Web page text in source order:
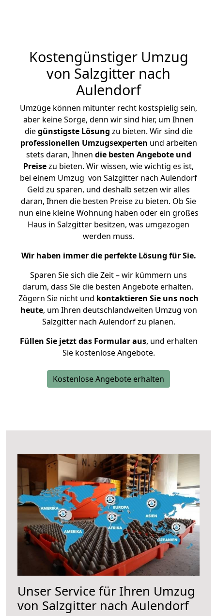
Kostengünstiger Umzug
von Salzgitter nach
Aulendorf
Umzüge können mitunter recht kostspielig sein,
aber keine Sorge, denn wir sind hier, um Ihnen
diegünstigste Lösung zu bieten. Wir sind die
professionellen Umzugsexperten und arbeiten
stets daran, Ihnen die besten Angebote und
Preisezu bieten. Wir wissen, wie wichtig es ist,
bei einem Umzug von Salzgitter nach Aulendorf
Geld zu sparen, und deshalb setzen wir alles
daran, Ihnen die besten Preise zu bieten. Ob Sie
nun eine kleine Wohnung haben oder ein großes
Haus in Salzgitter besitzen, was umgezogen
werden muss.
Wir haben immer die perfekte Lösung für Sie.
Sparen Sie sich die Zeit – wir kümmern uns
darum, dass Sie die besten Angebote erhalten.
Zögern Sie nicht und kontaktieren Sie uns noch
heute, um Ihren deutschlandweiten Umzug von
Salzgitter nach Aulendorf zu planen.
Füllen Sie jetzt das Formular aus, und erhalten
Sie kostenlose Angebote.
Kostenlose Angebote erhalten
Unser Service für Ihren Umzug
von Salzgitter nach Aulendorf